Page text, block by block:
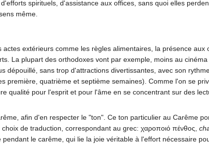
spirituels, d'assistance aux offices, sans quoi elles
même.
extérieurs comme les règles alimentaires, la présence aux
La plupart des orthodoxes vont par exemple, moins au
sans trop d'attractions divertissantes, avec son
première, quatrième et septième semaines). Comme l'on se
qualité pour l'esprit et pour l'âme en se concentrant sur des
afin d'en respecter le "ton". Ce ton particulier au Carême
de traduction, correspondant au grec: χαροποιό πένθος,
le carême, qui lie la joie véritable à l'effort nécessaire